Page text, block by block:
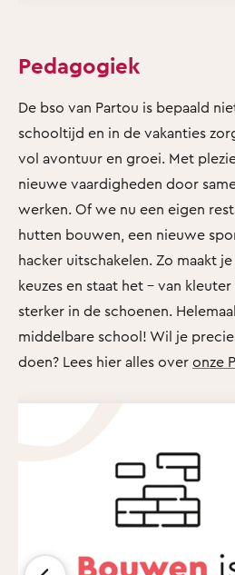
Pedagogiek
De bso van Partou is bepaald
schooltijd en in de vakanties
vol avontuur en groei. Met
nieuwe vaardigheden door
werken. Of we nu een eigen
hutten bouwen, een nieuwe
hacker uitschakelen. Zo maakt
keuzes en staat het - van
sterker in de schoenen.
middelbare school! Wil je
doen? Lees hier alles over onze